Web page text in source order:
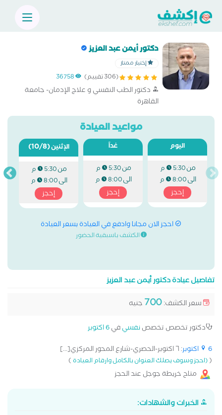
دكتور أيمن عبد العزيز
إختيار ممتاز
(306 تقييم) 36758
دكتور الطب النفسي و علاج الإدمان- جامعة
القاهرة
مواعيد العيادة
اليوم
من5:30 م
الى8:00 م
إحجز
غداً
من5:30 م
الى8:00 م
إحجز
الإثنين(10/8)
من5:30 م
الى8:00 م
إحجز
احجز الان مجانا وادفع في العيادة بسعر العيادة
الكشف باسبقية الحضور
تفاصيل عيادة دكتور أيمن عبد العزيز
سعر الكشف:700 جنيه
دكتور تخصص تخصصنفسيفي6 اكتوبر
6 اكتوبر
: ٦ اكتوبر-الحصري-شارع المحور المركزي[...]
((احجز وسوف يصلك العنوان بالكامل وارقام العيادة)
متاح خريطة جوجل عند الحجز
الخبرات والشهادات: